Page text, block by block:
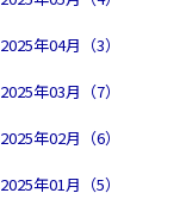
2025年04月（3）
2025年03月（7）
2025年02月（6）
2025年01月（5）